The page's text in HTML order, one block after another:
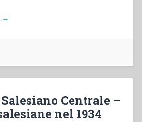
“Archivio
Ispettorie)”
→
Centrale –
nel 1934